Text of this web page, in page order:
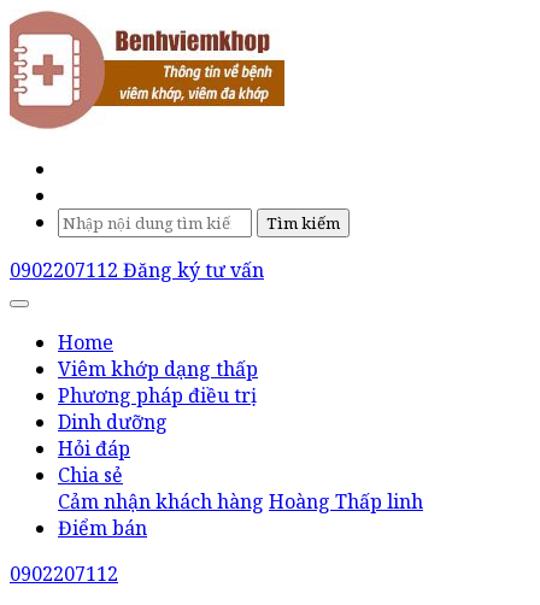
Tìm kiếm
0902207112 Đăng ký tư vấn
Home
Viêm khớp dạng thấp
Phương pháp điều trị
Dinh dưỡng
Hỏi đáp
Chia sẻ
Cảm nhận khách hàng Hoàng Thấp linh
Điểm bán
0902207112